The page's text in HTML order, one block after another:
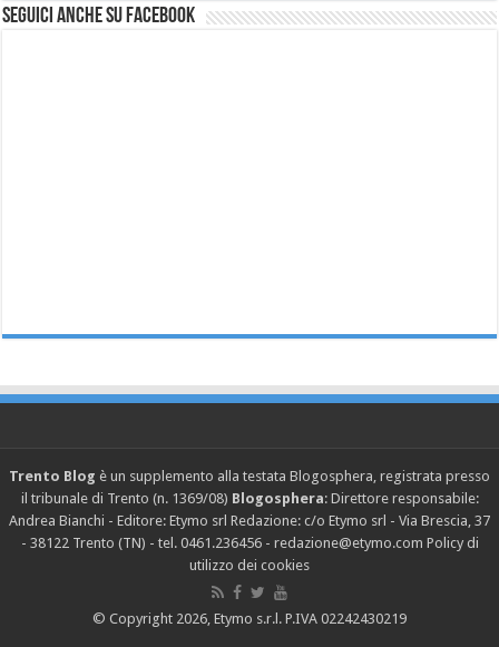
Seguici anche su Facebook
Trento Blog è un supplemento alla testata Blogosphera, registrata presso
il tribunale di Trento (n. 1369/08) Blogosphera: Direttore responsabile:
Andrea Bianchi - Editore: Etymo srl Redazione: c/o Etymo srl - Via Brescia, 37
- 38122 Trento (TN) - tel. 0461.236456 - redazione@etymo.com Policy di
utilizzo dei cookies
© Copyright 2026, Etymo s.r.l. P.IVA 02242430219